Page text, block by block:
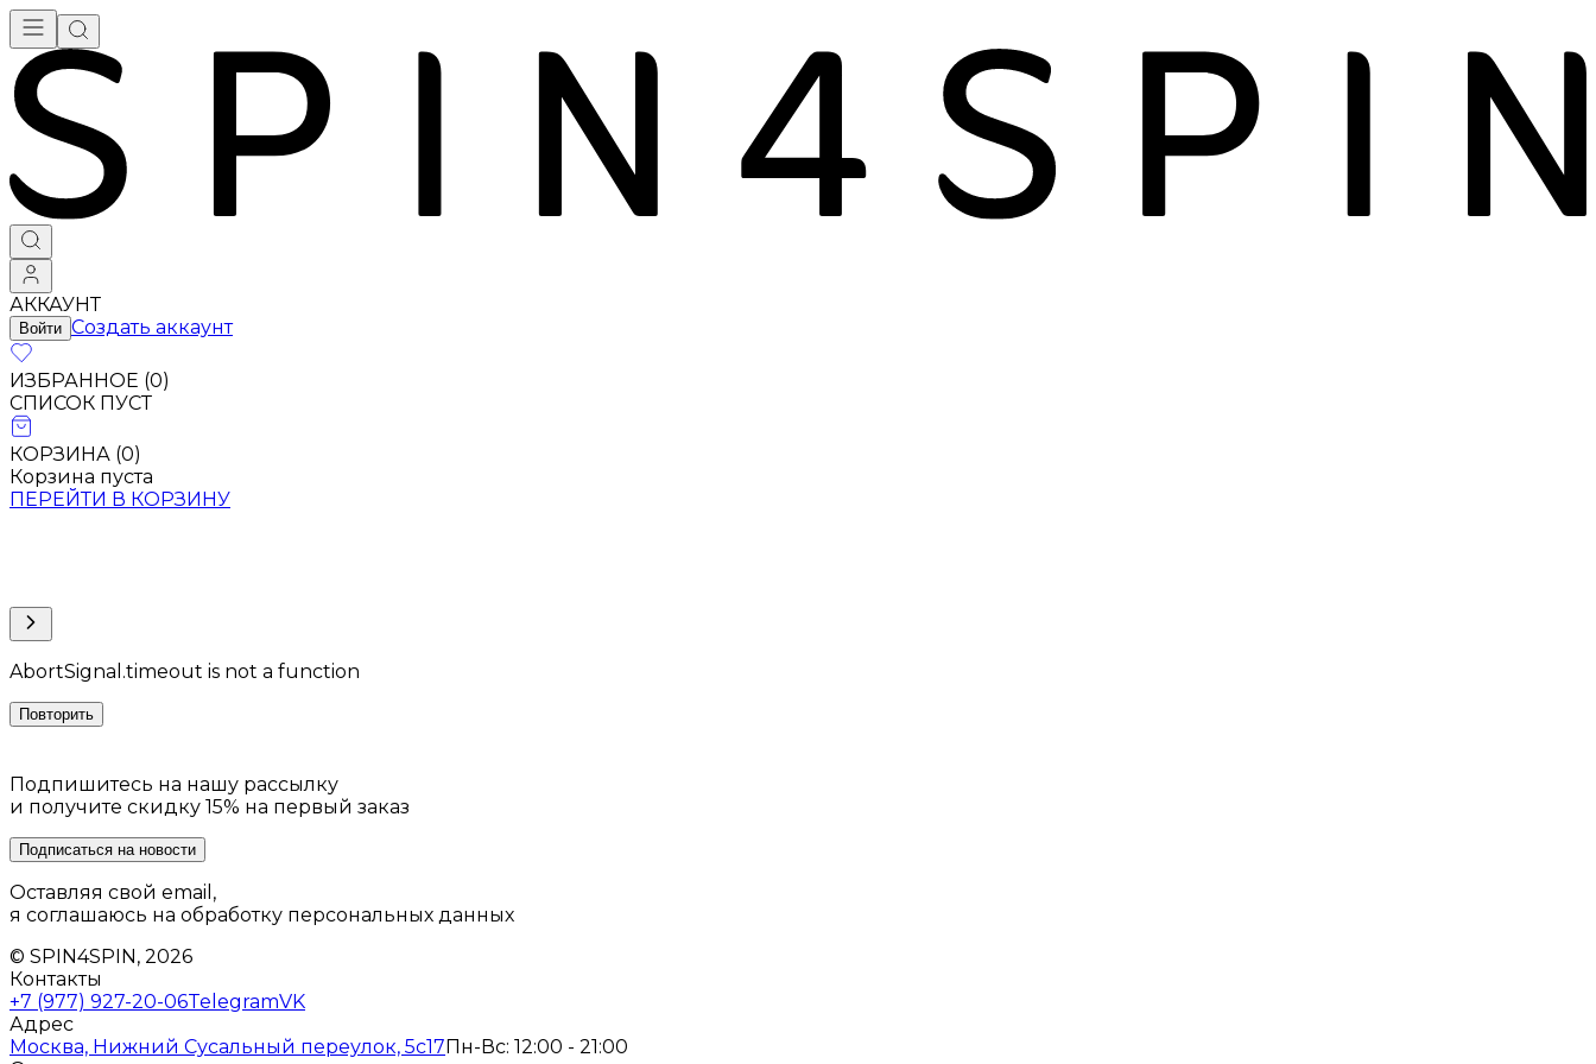
АККАУНТ
Войти Создать аккаунт
ИЗБРАННОЕ (0)
СПИСОК ПУСТ
КОРЗИНА (0)
Корзина пуста
ПЕРЕЙТИ В КОРЗИНУ
AbortSignal.timeout is not a function
Повторить
Подпишитесь на нашу рассылку
и получите скидку 15% на первый заказ
Подписаться на новости
Оставляя свой email,
я соглашаюсь на обработку персональных данных
© SPIN4SPIN, 2026
Контакты
+7 (977) 927-20-06TelegramVK
Адрес
Москва, Нижний Сусальный переулок, 5с17 Пн-Вс: 12:00 - 21:00